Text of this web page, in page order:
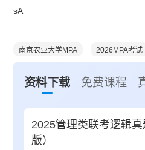
sA
南京农业大学MPA 2026MPA考试
资料下载 免费课程
2025管理类联考逻辑
版）